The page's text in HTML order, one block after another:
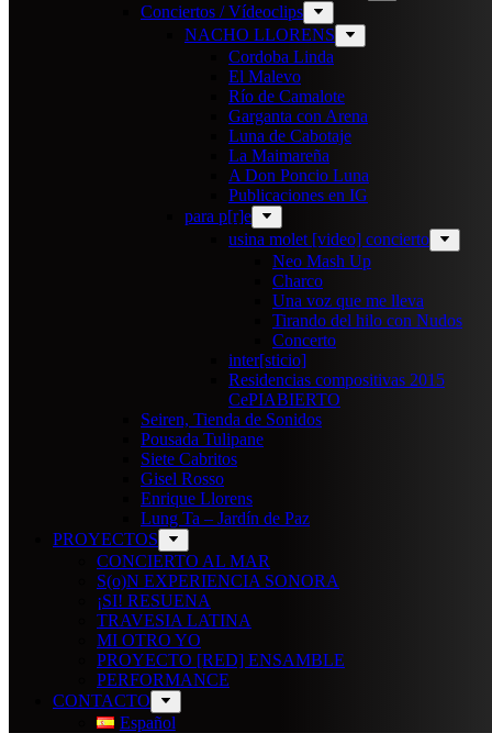
Conciertos / Vídeoclips
NACHO LLORENS
Cordoba Linda
El Malevo
Río de Camalote
Garganta con Arena
Luna de Cabotaje
La Maimareña
A Don Poncio Luna
Publicaciones en IG
para p[r]e
usina molet [video] concierto
Neo Mash Up
Charco
Una voz que me lleva
Tirando del hilo con Nudos
Concerto
inter[sticio]
Residencias compositivas 2015
CePIABIERTO
Seiren, Tienda de Sonidos
Pousada Tulipane
Siete Cabritos
Gisel Rosso
Enrique Llorens
Lung Ta – Jardín de Paz
PROYECTOS
CONCIERTO AL MAR
S(o)N EXPERIENCIA SONORA
¡SI! RESUENA
TRAVESIA LATINA
MI OTRO YO
PROYECTO [RED] ENSAMBLE
PERFORMANCE
CONTACTO
Español